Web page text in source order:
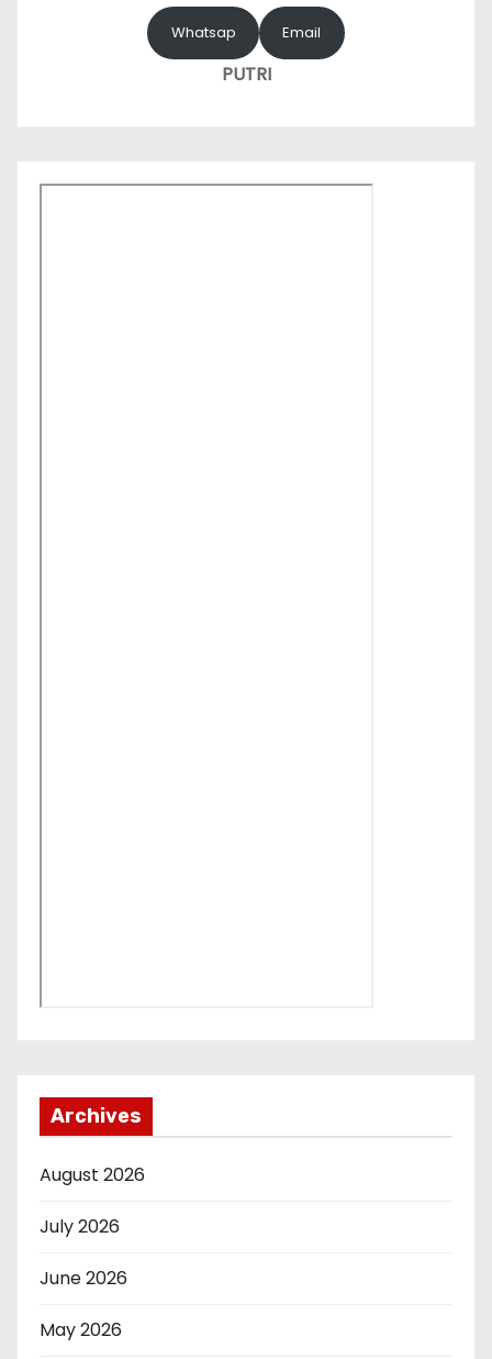
Whatsap Email
PUTRI
Archives
August 2026
July 2026
June 2026
May 2026